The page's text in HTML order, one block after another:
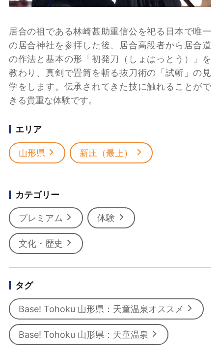
居合の祖である林崎甚助重信公を祀る日本で唯一
の居合神社を参拝した後、居合高段者から居合道
の作法と基本の形「初発刀（しょはっとう）」を
教わり、真剣で畳筒を斬る抜刀術の「試斬」の見
学をします。伝承されてきた技に触れることがで
きる貴重な体験です。
エリア
山形県 新庄（最上）
カテゴリー
プレミアム 体験
文化・歴史
タグ
Base! Tohoku 山形県：天童温泉オススメ
Base! Tohoku 山形県：天童温泉